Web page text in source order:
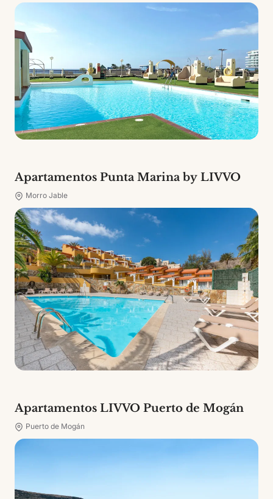
Apartamentos Punta Marina by LIVVO
Morro Jable
Apartamentos LIVVO Puerto de Mogán
Puerto de Mogán